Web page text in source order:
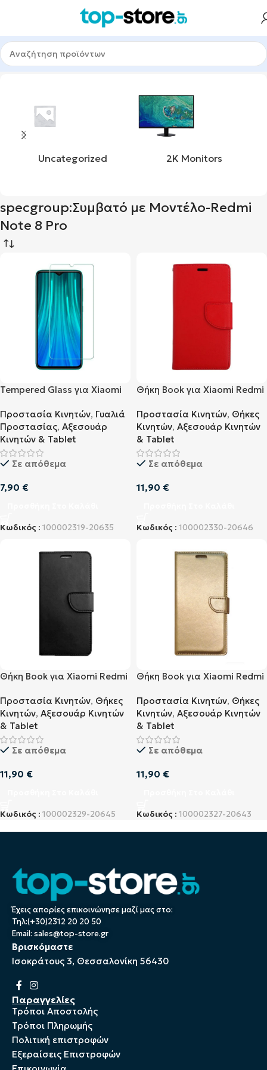
“specgroup:Συμβατό με Μοντέλο-Redmi Note 8 Pro”
Uncategorized 2K Monitors
specgroup:Συμβατό με Μοντέλο-Redmi
Note 8 Pro
Tempered Glass για Xiaomi
Προστασία Κινητών, Γυαλιά
Προστασίας, Αξεσουάρ
Κινητών & Tablet
Σε απόθεμα
7,90 €
Κωδικός : 100002319-20635
Θήκη Book για Xiaomi Redmi
Προστασία Κινητών, Θήκες
Κινητών, Αξεσουάρ Κινητών
& Tablet
Σε απόθεμα
11,90 €
Κωδικός : 100002330-20646
Θήκη Book για Xiaomi Redmi
Προστασία Κινητών, Θήκες
Κινητών, Αξεσουάρ Κινητών
& Tablet
Σε απόθεμα
11,90 €
Κωδικός : 100002329-20645
Θήκη Book για Xiaomi Redmi
Προστασία Κινητών, Θήκες
Κινητών, Αξεσουάρ Κινητών
& Tablet
Σε απόθεμα
11,90 €
Κωδικός : 100002327-20643
Έχεις απορίες επικοινώνησε μαζί μας στο:
Τηλ:(+30)2312 20 20 50
Email: sales@top-store.gr
Βρισκόμαστε
Ισοκράτους 3, Θεσσαλονίκη 56430
Παραγγελίες
Τρόποι Αποστολής
Τρόποι Πληρωμής
Πολιτική επιστροφών
Εξεραίσεις Επιστροφών